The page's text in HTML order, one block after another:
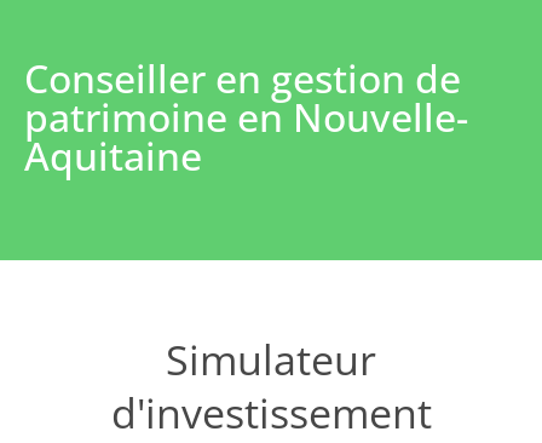
Conseiller en gestion de
patrimoine en Nouvelle-
Aquitaine
Simulateur
d'investissement